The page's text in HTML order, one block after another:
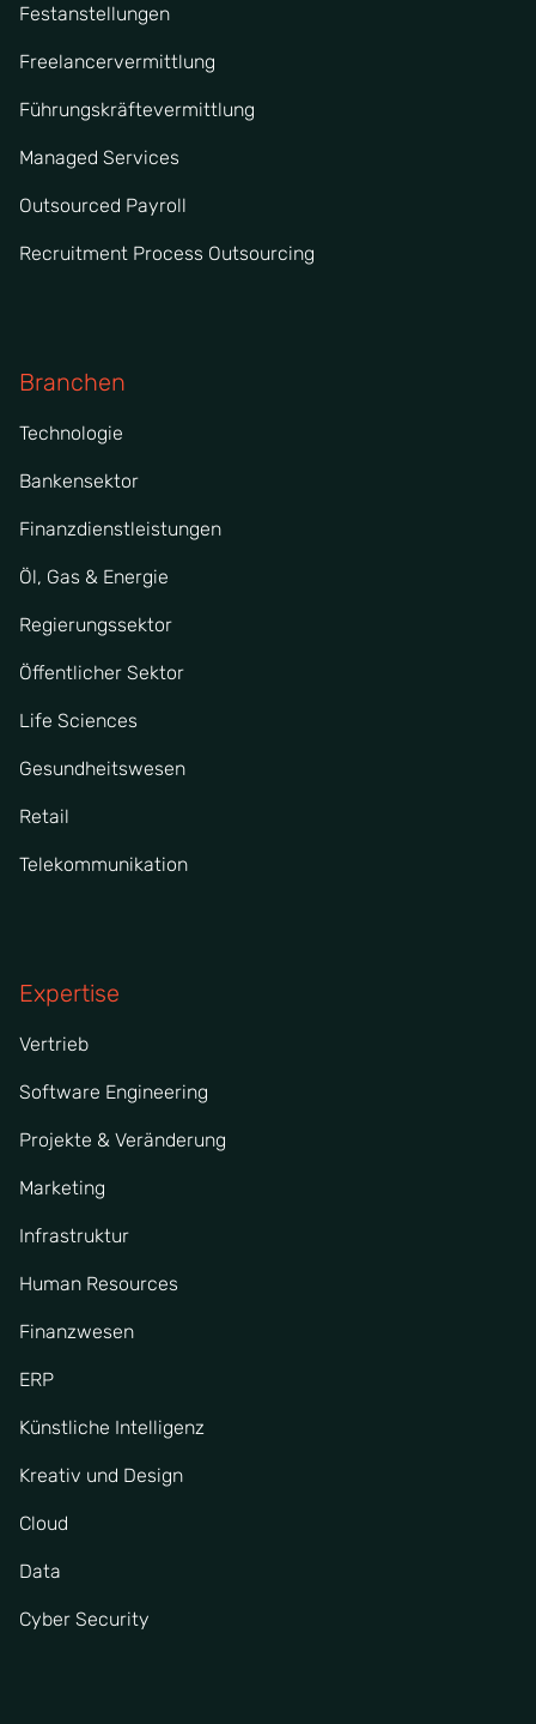
Festanstellungen
Freelancervermittlung
Führungskräftevermittlung
Managed Services
Outsourced Payroll
Recruitment Process Outsourcing
Branchen
Technologie
Bankensektor
Finanzdienstleistungen
Öl, Gas & Energie
Regierungssektor
Öffentlicher Sektor
Life Sciences
Gesundheitswesen
Retail
Telekommunikation
Expertise
Vertrieb
Software Engineering
Projekte & Veränderung
Marketing
Infrastruktur
Human Resources
Finanzwesen
ERP
Künstliche Intelligenz
Kreativ und Design
Cloud
Data
Cyber Security